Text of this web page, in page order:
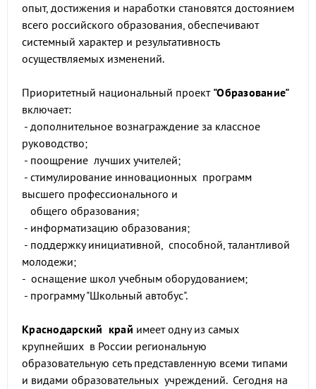
опыт, достижения и наработки становятся достоянием
всего российского образования, обеспечивают
системный характер и результативность
осуществляемых изменений.
Приоритетный национальный проект "Образование"
включает:
- дополнительное вознаграждение за классное
руководство;
- поощрение лучших учителей;
- стимулирование инновационных программ
высшего профессионального и
общего образования;
- информатизацию образования;
- поддержку инициативной, способной, талантливой
молодежи;
- оснащение школ учебным оборудованием;
- программу "Школьный автобус".
Краснодарский край имеет одну из самых
крупнейших в России региональную
образовательную сеть представленную всеми типами
и видами образовательных учреждений. Сегодня на